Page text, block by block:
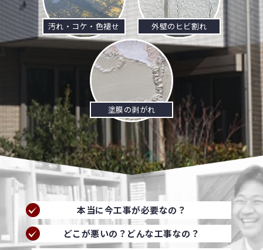
汚れ・コケ・色褪せ 外壁のヒビ割れ
塗膜の剥がれ
本当に今工事が必要なの？
どこが悪いの？どんな工事なの？